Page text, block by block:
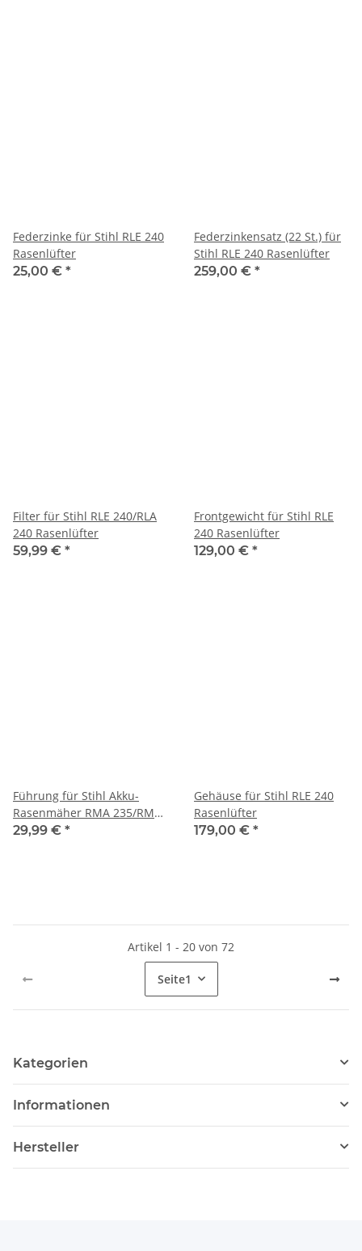
Federzinke für Stihl RLE 240
Rasenlüfter
25,00 € *
Federzinkensatz (22 St.) für
Stihl RLE 240 Rasenlüfter
259,00 € *
Filter für Stihl RLE 240/RLA
240 Rasenlüfter
59,99 € *
Frontgewicht für Stihl RLE
240 Rasenlüfter
129,00 € *
Führung für Stihl Akku-
Rasenmäher RMA 235/RME
235
29,99 € *
Gehäuse für Stihl RLE 240
Rasenlüfter
179,00 € *
Artikel 1 - 20 von 72
Seite1
Kategorien
Informationen
Hersteller